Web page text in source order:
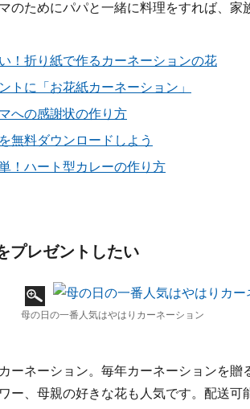
のためにパパと一緒に料理をすれば、家
！折り紙で作るカーネーションの花
トに「お花紙カーネーション」
への感謝状の作り方
無料ダウンロードしよう
！ハート型カレーの作り方
プレゼントしたい
母の日の一番人気はやはりカーネーション
ーネーション。毎年カーネーションを贈
ー、母親の好きな花も人気です。配送可